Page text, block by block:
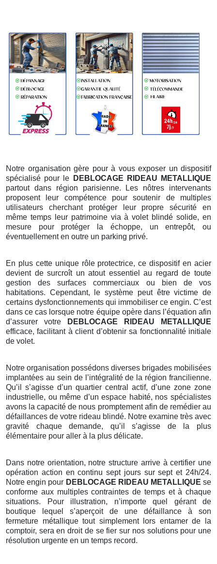
Notre organisation gère pour à vous exposer un dispositif
spécialisé pour le
DEBLOCAGE RIDEAU METALLIQUE
partout dans région parisienne. Les nôtres intervenants
proposent leur compétence pour soutenir de multiples
utilisateurs cherchant protéger leur propre sécurité en
même temps leur patrimoine via à volet blindé solide, en
mesure pour protéger la échoppe, un entrepôt, ou
éventuellement en outre un parking privé.
En plus cette unique rôle protectrice, ce dispositif en acier
devient de surcroît un atout essentiel au regard de toute
gestion des surfaces commerciaux ou bien de vos
habitations. Cependant, le système peut être victime de
certains dysfonctionnements qui immobiliser ce engin. C’est
dans ce cas lorsque notre équipe opère dans l’équation afin
d’assurer votre
DEBLOCAGE RIDEAU METALLIQUE
efficace, facilitant à client d’obtenir sa fonctionnalité initiale
de volet.
Notre organisation possédons diverses brigades mobilisées
implantées au sein de l’intégralité de la région francilienne.
Qu’il s’agisse d’un quartier central actif, d’une zone zone
industrielle, ou même d’un espace habité, nos spécialistes
avons la capacité de nous promptement afin de remédier au
défaillances de votre rideau blindé. Notre examine très avec
gravité chaque demande, qu’il s’agisse de la plus
élémentaire pour aller à la plus délicate.
Dans notre orientation, notre structure arrive à certifier une
opération action en continu sept jours sur sept et 24h/24.
Notre engin pour DEBLOCAGE RIDEAU METALLIQUE se
conforme aux multiples contraintes de temps et à chaque
situations. Pour illustration, n’importe quel gérant de
boutique lequel s’aperçoit de une défaillance à son
fermeture métallique tout simplement lors entamer de la
comptoir, sera en droit de se fier sur nos solutions pour une
résolution urgente en un temps record.